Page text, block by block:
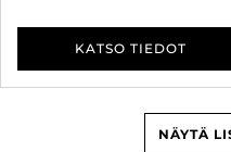
KATSO TIEDOT
NÄYTÄ